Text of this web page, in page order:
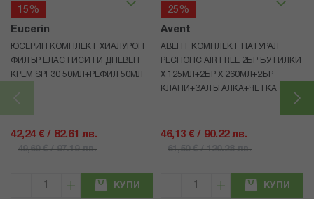
15%
Eucerin
ЮСЕРИН КОМПЛЕКТ ХИАЛУРОН
ФИЛЪР ЕЛАСТИСИТИ ДНЕВЕН
КРЕМ SPF30 50МЛ+РЕФИЛ 50МЛ
42,24 € / 82.61 лв.
49,69 € / 97.19 лв.
КУПИ
25%
Avent
АВЕНТ КОМПЛЕКТ НАТУРАЛ
РЕСПОНС AIR FREE 2БР БУТИЛКИ
Х 125МЛ+2БР Х 260МЛ+2БР
КЛАПИ+ЗАЛЪГАЛКА+ЧЕТКА
46,13 € / 90.22 лв.
61,50 € / 120.28 лв.
КУПИ